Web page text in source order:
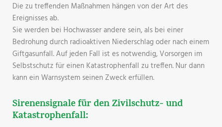
Die zu treffenden Maßnahmen hängen von der Art des
Ereignisses ab.
Sie werden bei Hochwasser andere sein, als bei einer
Bedrohung durch radioaktiven Niederschlag oder nach einem
Giftgasunfall. Auf jeden Fall ist es notwendig, Vorsorgen im
Selbstschutz für einen Katastrophenfall zu treffen. Nur dann
kann ein Warnsystem seinen Zweck erfüllen.
Sirenensignale für den Zivilschutz- und
Katastrophenfall: